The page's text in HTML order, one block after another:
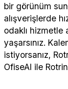
bir görünüm
alışverişlerde
odaklı hizmetle
yaşarsınız.
istiyorsanız,
OfiseAl ile